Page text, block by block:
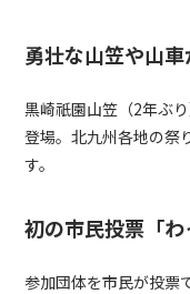
勇壮な山笠や山車
黒崎祇園山笠（2年ぶ
登場。北九州各地の祭
す。
初の市民投票「わ
参加団体を市民が投票